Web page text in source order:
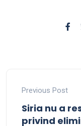
Previous Post
Siria nu a
privind